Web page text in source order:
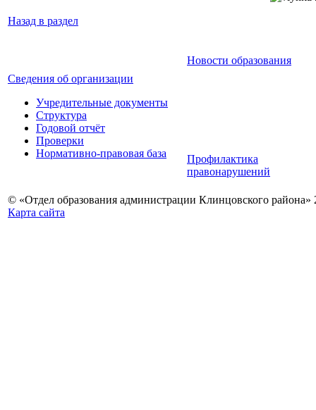
Назад в раздел
Сведения об организации
Учредительные документы
Структура
Годовой отчёт
Проверки
Нормативно-правовая база
Новости образования
Профилактика
правонарушений
© «Отдел образования администрации Клинцовского района»
Карта сайта